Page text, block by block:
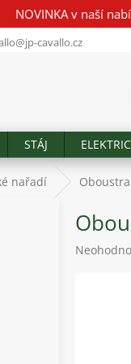
NOVINKA v naší
cavallo.cz
STÁJ
nařadí
Průměrné